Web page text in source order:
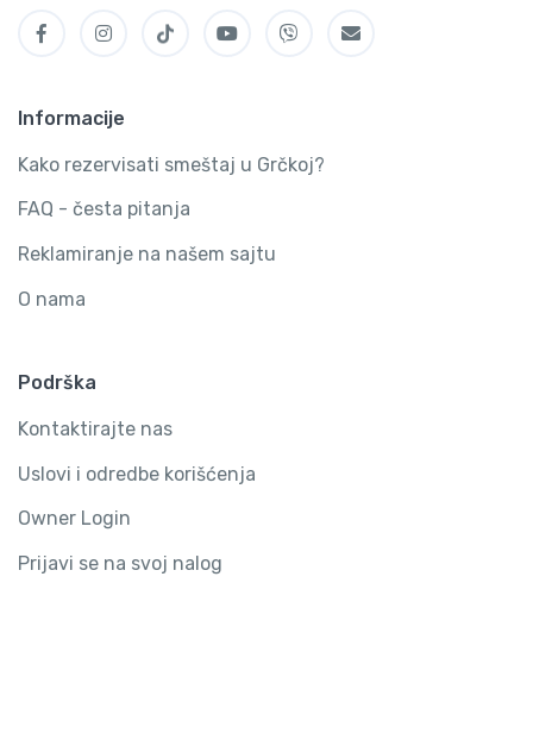
Informacije
Kako rezervisati smeštaj u Grčkoj?
FAQ - česta pitanja
Reklamiranje na našem sajtu
O nama
Podrška
Kontaktirajte nas
Uslovi i odredbe korišćenja
Owner Login
Prijavi se na svoj nalog